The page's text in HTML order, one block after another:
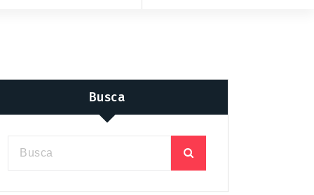
Busca